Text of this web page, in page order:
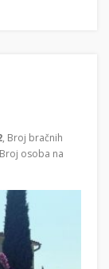
, Broj bračnih
osoba na